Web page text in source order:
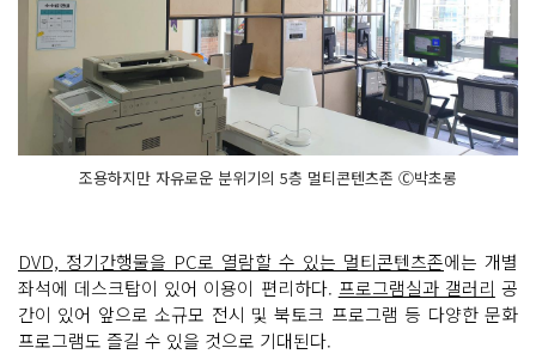
조용하지만 자유로운 분위기의 5층 멀티콘텐츠존 Ⓒ박초롱
DVD, 정기간행물을 PC로 열람할 수 있는 멀티콘텐츠존에는 개별
좌석에 데스크탑이 있어 이용이 편리하다. 프로그램실과 갤러리 공
간이 있어 앞으로 소규모 전시 및 북토크 프로그램 등 다양한 문화
프로그램도 즐길 수 있을 것으로 기대된다.